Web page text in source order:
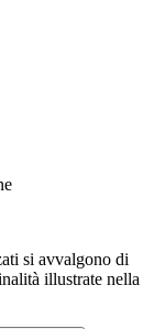
si avvalgono di
illustrate nella